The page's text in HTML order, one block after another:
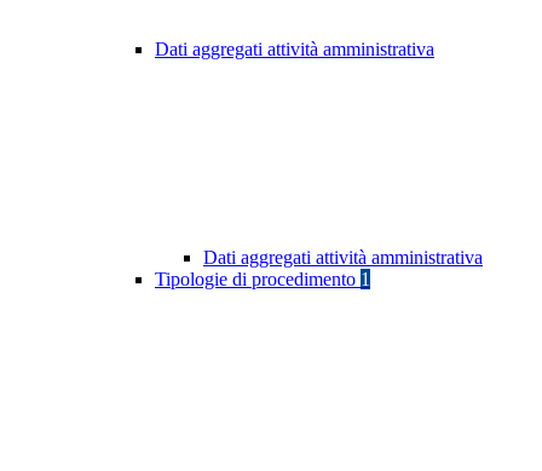
Dati aggregati attività amministrativa
Dati aggregati attività amministrativa
Tipologie di procedimento 1